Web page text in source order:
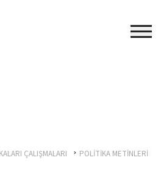
ÇALIŞMALARI POLİTİKA METİNLERİ